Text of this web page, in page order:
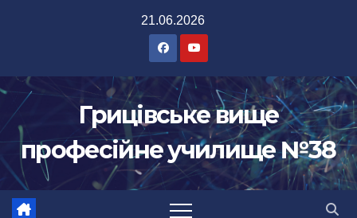
21.06.2026
Грицівське вище
професійне училище №38